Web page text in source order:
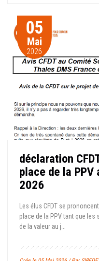
05
Mai
2026
déclaration
place de la PPV
2026
Les élus CFDT se
place de la PPV tant que les
de la valeur au j...